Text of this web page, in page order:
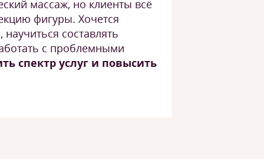
массаж, но клиенты всё
фигуры. Хочется
составлять
с проблемными
спектр услуг и повысить